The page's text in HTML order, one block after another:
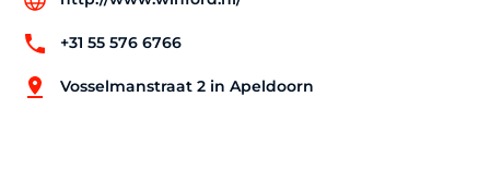
+31 55 576 6766
Vosselmanstraat 2 in Apeldoorn